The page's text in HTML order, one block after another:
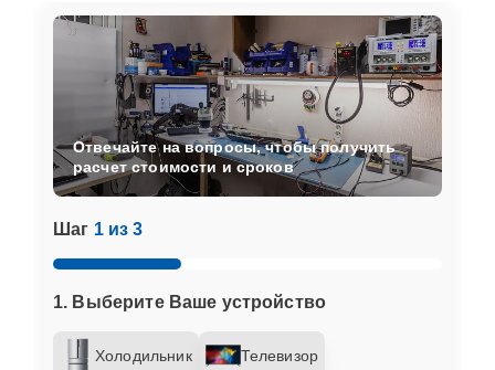
Шаг 1 из 3
1. Выберите Ваше устройство
Холодильник Телевизор
Отвечайте на вопросы, чтобы получить
расчет стоимости и сроков